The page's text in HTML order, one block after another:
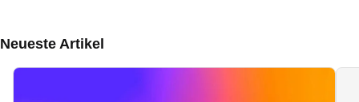
Neueste Artikel